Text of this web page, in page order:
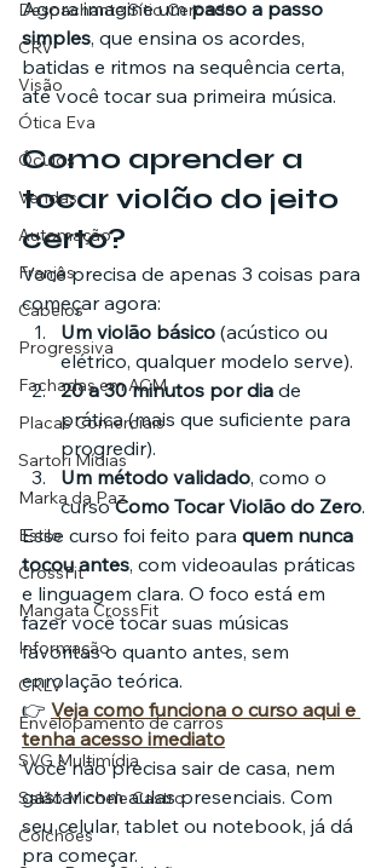
Despachante Sítio Cercado
CRV
Visão
Ótica Eva
Óculos
Vendas
Automação
Franjas
Cabelos
Progressiva
Fachadas em ACM
Placas Comerciais
Sartori Mídias
Marka da Paz
Estilo
CrossFit
Mangata CrossFit
Informação
CRLV
Envelopamento de carros
SVG Multimídia
Salão Michele Castro
Colchões
Agora imagine um passo a passo
simples, que ensina os acordes,
batidas e ritmos na sequência certa,
até você tocar sua primeira música.
Como aprender a
tocar violão do jeito
certo?
Você precisa de apenas 3 coisas para
começar agora:
Um violão básico (acústico ou
elétrico, qualquer modelo serve).
20 a 30 minutos por dia de
prática (mais que suficiente para
progredir).
Um método validado, como o
curso Como Tocar Violão do Zero.
Esse curso foi feito para quem nunca
tocou antes, com videoaulas práticas
e linguagem clara. O foco está em
fazer você tocar suas músicas
favoritas o quanto antes, sem
enrolação teórica.
👉 Veja como funciona o curso aqui e
tenha acesso imediato
Você não precisa sair de casa, nem
gastar com aulas presenciais. Com
seu celular, tablet ou notebook, já dá
pra começar.